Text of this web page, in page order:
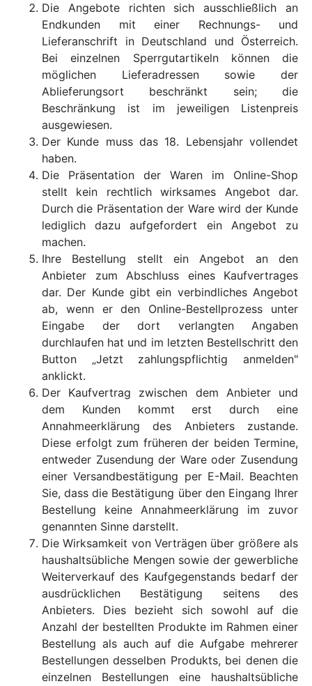
Die Angebote richten sich ausschließlich an
Endkunden mit einer Rechnungs- und
Lieferanschrift in Deutschland und Österreich.
Bei einzelnen Sperrgutartikeln können die
möglichen Lieferadressen sowie der
Ablieferungsort beschränkt sein; die
Beschränkung ist im jeweiligen Listenpreis
ausgewiesen.
Der Kunde muss das 18. Lebensjahr vollendet
haben.
Die Präsentation der Waren im Online-Shop
stellt kein rechtlich wirksames Angebot dar.
Durch die Präsentation der Ware wird der Kunde
lediglich dazu aufgefordert ein Angebot zu
machen.
Ihre Bestellung stellt ein Angebot an den
Anbieter zum Abschluss eines Kaufvertrages
dar. Der Kunde gibt ein verbindliches Angebot
ab, wenn er den Online-Bestellprozess unter
Eingabe der dort verlangten Angaben
durchlaufen hat und im letzten Bestellschritt den
Button „Jetzt zahlungspflichtig anmelden"
anklickt.
Der Kaufvertrag zwischen dem Anbieter und
dem Kunden kommt erst durch eine
Annahmeerklärung des Anbieters zustande.
Diese erfolgt zum früheren der beiden Termine,
entweder Zusendung der Ware oder Zusendung
einer Versandbestätigung per E-Mail. Beachten
Sie, dass die Bestätigung über den Eingang Ihrer
Bestellung keine Annahmeerklärung im zuvor
genannten Sinne darstellt.
Die Wirksamkeit von Verträgen über größere als
haushaltsübliche Mengen sowie der gewerbliche
Weiterverkauf des Kaufgegenstands bedarf der
ausdrücklichen Bestätigung seitens des
Anbieters. Dies bezieht sich sowohl auf die
Anzahl der bestellten Produkte im Rahmen einer
Bestellung als auch auf die Aufgabe mehrerer
Bestellungen desselben Produkts, bei denen die
einzelnen Bestellungen eine haushaltsübliche